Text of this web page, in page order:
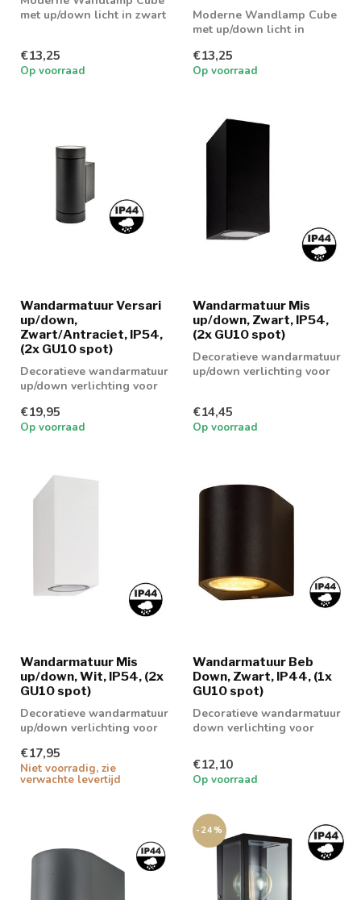
met up/down licht in zwart
€13,25
Op voorraad
Moderne Wandlamp Cube
met up/down licht in
behuizing
€13,25
Op voorraad
Wandarmatuur Versari
up/down,
Zwart/Antraciet, IP54,
(2x GU10 spot)
Decoratieve wandarmatuur
up/down verlichting voor
buitenshuis te ...
€19,95
Op voorraad
Wandarmatuur Mis
up/down, Zwart, IP54,
(2x GU10 spot)
Decoratieve wandarmatuur
up/down verlichting voor
€14,45
Op voorraad
Wandarmatuur Mis
up/down, Wit, IP54, (2x
GU10 spot)
Decoratieve wandarmatuur
up/down verlichting voor
buitenshuis te ...
€17,95
Niet voorradig, zie
verwachte levertijd
Wandarmatuur Beb
Down, Zwart, IP44, (1x
GU10 spot)
Decoratieve wandarmatuur
down verlichting voor
buitenshuis te geb...
€12,10
Op voorraad
-24%